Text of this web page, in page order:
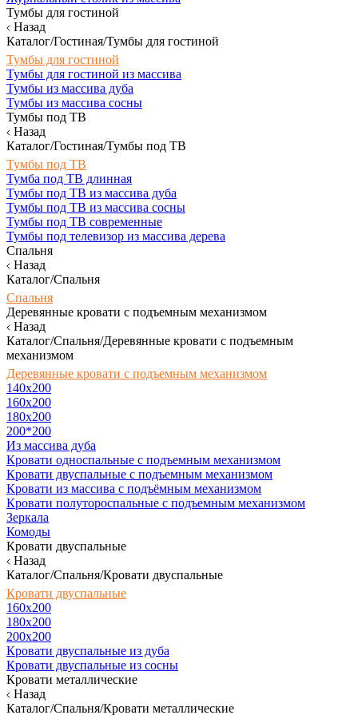
Тумбы для гостиной
Назад
Каталог/Гостиная/Тумбы для гостиной
Тумбы для гостиной
Тумбы для гостиной из массива
Тумбы из массива дуба
Тумбы из массива сосны
Тумбы под ТВ
Назад
Каталог/Гостиная/Тумбы под ТВ
Тумбы под ТВ
Тумба под ТВ длинная
Тумбы под ТВ из массива дуба
Тумбы под ТВ из массива сосны
Тумбы под ТВ современные
Тумбы под телевизор из массива дерева
Спальня
Назад
Каталог/Спальня
Спальня
Деревянные кровати с подъемным механизмом
Назад
Каталог/Спальня/Деревянные кровати с подъемным
механизмом
Деревянные кровати с подъемным механизмом
140x200
160х200
180х200
200*200
Из массива дуба
Кровати односпальные с подъемным механизмом
Кровати двуспальные с подъемным механизмом
Кровати из массива с подъёмным механизмом
Кровати полутороспальные с подъемным механизмом
Зеркала
Комоды
Кровати двуспальные
Назад
Каталог/Спальня/Кровати двуспальные
Кровати двуспальные
160х200
180x200
200x200
Кровати двуспальные из дуба
Кровати двуспальные из сосны
Кровати металлические
Назад
Каталог/Спальня/Кровати металлические